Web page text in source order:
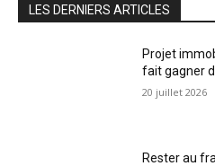
LES DERNIERS ARTICLES
Projet
fait gagner
20 juillet 2026
Rester au